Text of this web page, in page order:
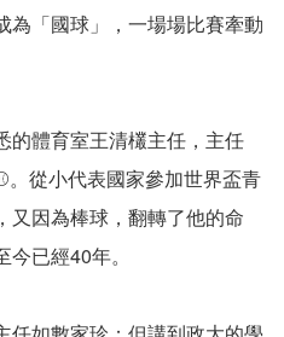
為「國球」，一場場比賽牽動
的體育室王清欉主任，主任
。從小代表國家參加世界盃青
又因為棒球，翻轉了他的命
已經40年。